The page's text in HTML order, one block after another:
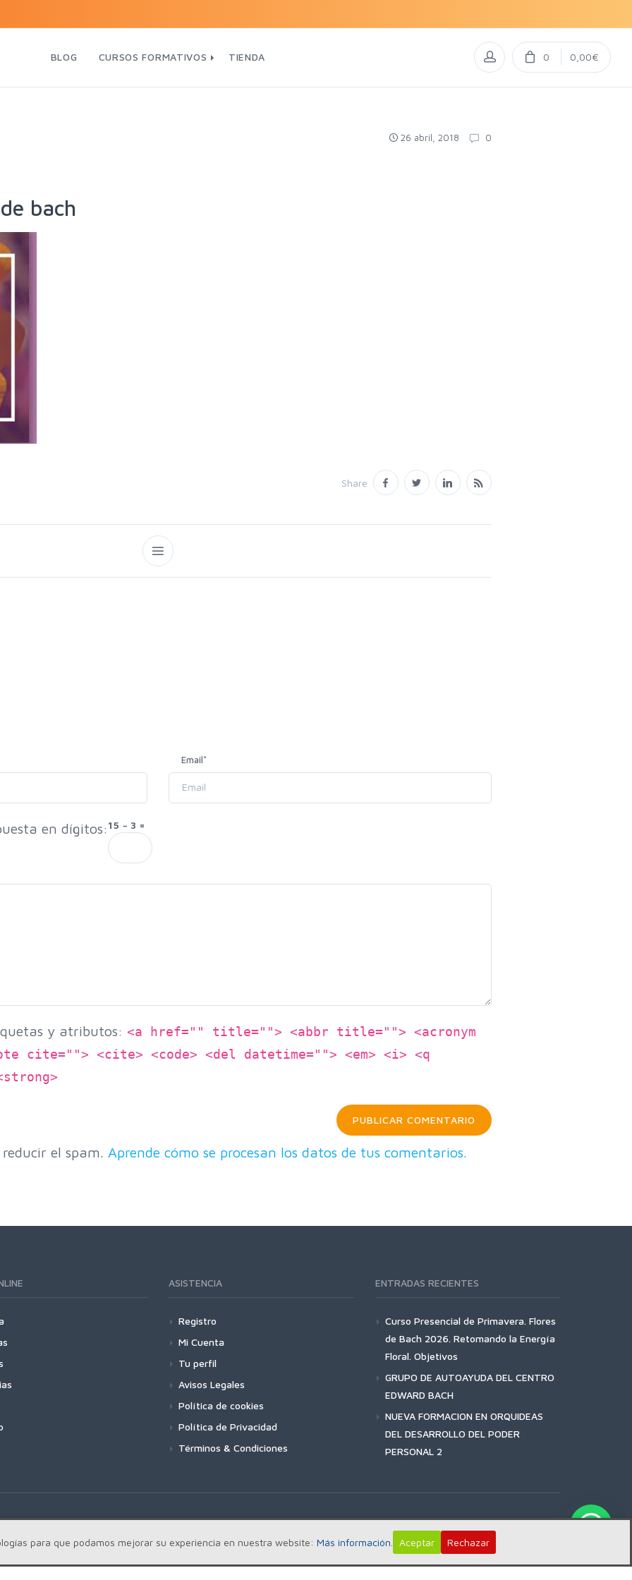
BLOG CURSOS FORMATIVOS TIENDA 0 0,00€
26 abril, 2018 0
bach
Share
Email*
en dígitos: 15 − 3 =
y atributos: <a href="" title=""> <abbr title=""> <acronym
cite=""> <cite> <code> <del datetime=""> <em> <i> <q
el spam. Aprende cómo se procesan los datos de tus comentarios.
ASISTENCIA
Registro
Mi Cuenta
Tu perfil
Avisos Legales
Política de cookies
Política de Privacidad
Términos & Condiciones
ENTRADAS RECIENTES
Curso Presencial de Primavera. Flores
de Bach 2026. Retomando la Energía
Floral. Objetivos
GRUPO DE AUTOAYUDA DEL CENTRO
EDWARD BACH
NUEVA FORMACION EN ORQUIDEAS
DEL DESARROLLO DEL PODER
PERSONAL 2
para que podamos mejorar su experiencia en nuestra website: Más información. Aceptar Rechazar